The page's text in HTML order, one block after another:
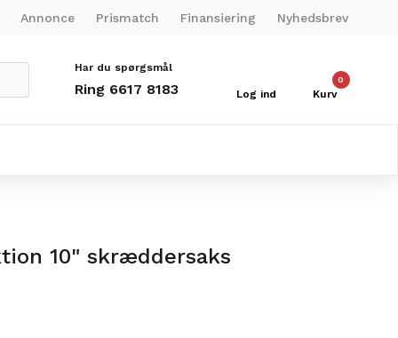
Annonce Prismatch Finansiering Nyhedsbrev
Har du spørgsmål
Ring 6617 8183 Log ind
0
Kurv
10" skræddersaks